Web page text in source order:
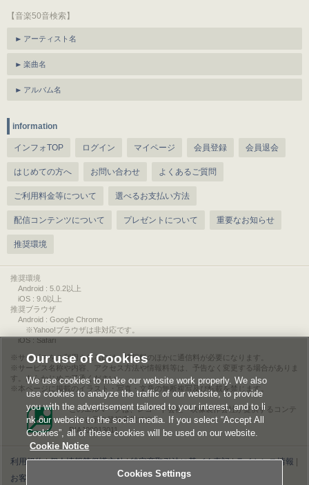
【音楽50音検索】
アーティスト名
楽曲名
アルバム名
information
インフォTOP ログイン マイページ 会員登録 会員退会
はじめての方へ お問い合わせ よくあるご質問
ご利用料金等について 選べるお支払い方法
配信コンテンツについて プレゼントについて 重要なお知らせ
推奨環境
推奨環境
Android : 5.0.2以上
iOS : 9.0以上
推奨ブラウザ
Android : Google Chrome
※Yahoo!ブラウザは非対応です。
iOS : Safari
サービスをご利用されるには、情報料のほかに通信料が必要になります。
サービス名称や内容、アクセス方法や情報料等は、予告なく変更する場合がありま
す。あらかじめご了承ください。
本ページに掲載のイラスト・写真・文章の無断複写及び転載を禁じます。
このエルマークは、レコード会社・映像製作会社が提供するコンテ
ンツを示す登録商標です。
RIAJ00013011
利用規約|個人情報等保護方針|特定商取引法に基づく表記|ライセンス情報
お客様情報の外部送信について|Cookies Settings
Our use of Cookies
We use cookies to make our website work properly. We also
use cookies to analyze the traffic of our website, to provide
you with the advertisement tailored to your interest, and to li
nk our website to the social media. If you select “Accept All
Cookies”, all of these cookies will be used on our website.
Cookie Notice
Cookies Settings